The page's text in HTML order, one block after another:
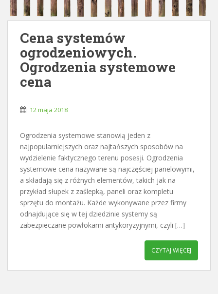
Cena systemów
ogrodzeniowych.
Ogrodzenia systemowe
cena
12 maja 2018
Ogrodzenia systemowe stanowią jeden z
najpopularniejszych oraz najtańszych sposobów na
wydzielenie faktycznego terenu posesji. Ogrodzenia
systemowe cena nazywane są najczęściej panelowymi,
a składają się z różnych elementów, takich jak na
przykład słupek z zaślepką, paneli oraz kompletu
sprzętu do montażu. Każde wykonywane przez firmy
odnajdujące się w tej dziedzinie systemy są
zabezpieczane powłokami antykoryzyjnymi, czyli […]
CZYTAJ WIĘCEJ